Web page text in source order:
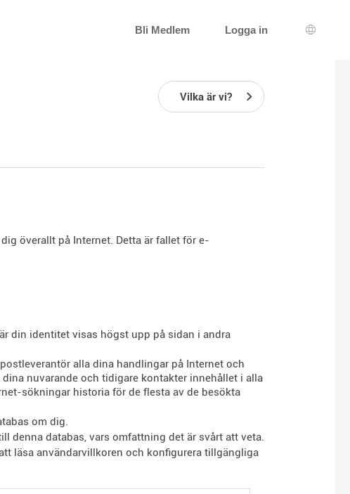
Bli Medlem Logga in
Vilka är vi?
överallt på Internet. Detta är fallet för e-
din identitet visas högst upp på sidan i andra
alla dina handlingar på Internet och
nuvarande och tidigare kontakter innehållet i alla
sökningar historia för de flesta av de besökta
om dig.
denna databas, vars omfattning det är svårt att veta.
läsa användarvillkoren och konfigurera tillgängliga